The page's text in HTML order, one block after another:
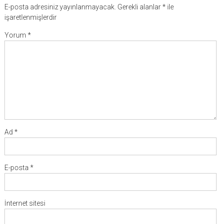
E-posta adresiniz yayınlanmayacak. Gerekli alanlar*ile
işaretlenmişlerdir
Yorum *
Ad *
E-posta *
İnternet sitesi